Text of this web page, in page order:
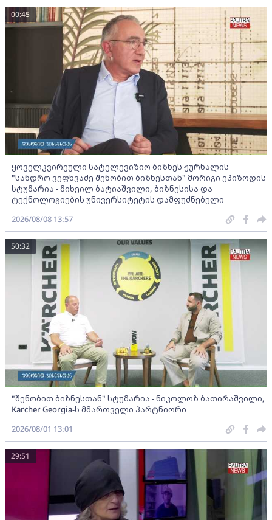
ყოველკვირეული სატელევიზიო ბიზნეს ჟურნალის
"სანდრო ვეფხვაძე შენობით ბიზნესთან" მორიგი ეპიზოდის
სტუმარია - მიხეილ ბატიაშვილი, ბიზნესისა და
ტექნოლოგიების უნივერსიტეტის დამფუძნებელი
00:45
2026/08/08 13:57
"შენობით ბიზნესთან" სტუმარია - ნიკოლოზ ბათირაშვილი,
Karcher Georgia-ს მმართველი პარტნიორი
50:32
2026/08/01 13:01
29:51